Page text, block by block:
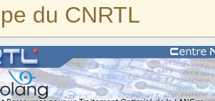
du CNRTL